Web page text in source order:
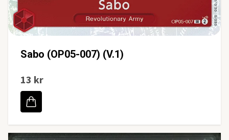
Sabo (OP05-007) (V.1)
13 kr